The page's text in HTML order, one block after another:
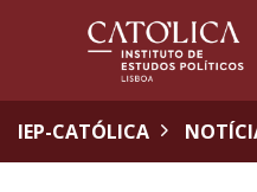
IEP-CATÓLICA